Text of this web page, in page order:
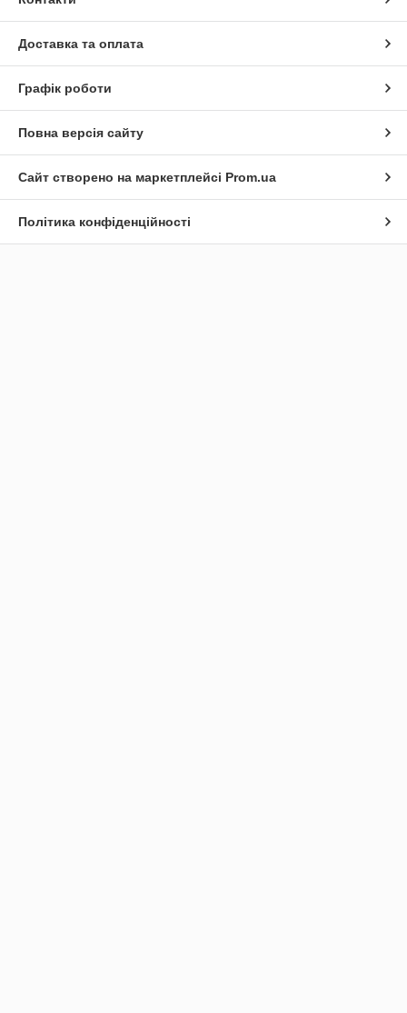
Доставка та оплата
Графік роботи
Повна версія сайту
Сайт створено на маркетплейсі Prom.ua
Політика конфіденційності